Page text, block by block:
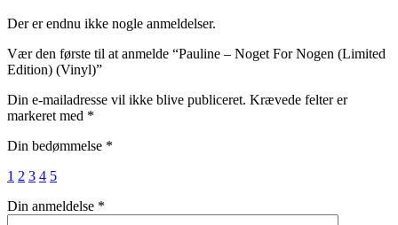
Der er endnu ikke nogle anmeldelser.
Vær den første til at anmelde “Pauline – Noget For Nogen (Limited
Edition) (Vinyl)”
Din e-mailadresse vil ikke blive publiceret. Krævede felter er
markeret med *
Din bedømmelse *
1 2 3 4 5
Din anmeldelse *